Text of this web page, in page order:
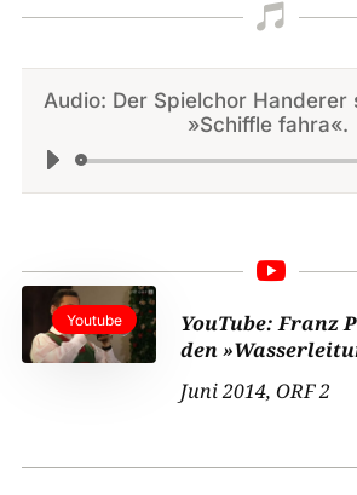

Audio: Der Spielchor Handerer
»Schiffle fahra«.
Audio-
Player

Youtube
YouTube: Franz
den
Juni 2014, ORF 2